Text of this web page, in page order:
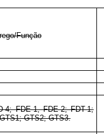
Função
4; FDE-1, FDE-2; FDT-1;
GTS2; GTS3.